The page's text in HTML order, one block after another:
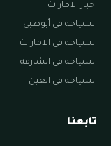
اخبار الامارات
السياحة في أبوظبي
السياحة في الامارات
السياحة في الشارقة
السياحة في العين
تابعنا